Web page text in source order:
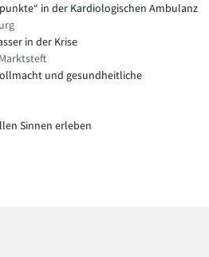
in der Kardiologischen Ambulanz
in der Krise
und gesundheitliche
Sinnen erleben